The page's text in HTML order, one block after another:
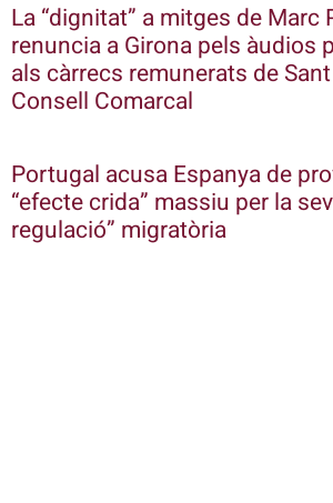
La “dignitat” a mitges de Marc
renuncia a Girona pels àudios
als càrrecs remunerats de
Consell Comarcal
Portugal acusa Espanya de
“efecte crida” massiu per la
regulació” migratòria